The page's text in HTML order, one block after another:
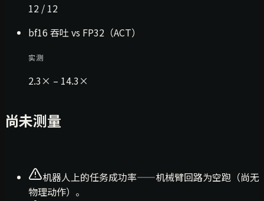
12 / 12
bf16 吞吐 vs FP32（ACT）
实测
2.3× – 14.3×
尚未测量
机器人上的任务成功率——机械臂回路为空跑（尚无
物理动作）。